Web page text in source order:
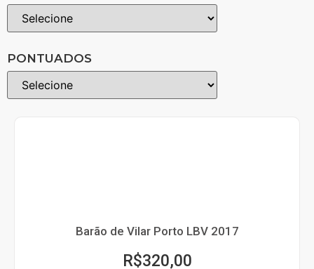
PONTUADOS
Barão de Vilar Porto LBV 2017
R$320,00